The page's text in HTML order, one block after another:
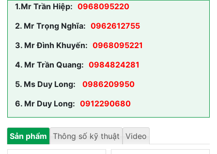
1.Mr Trần Hiệp: 0968095220
2. Mr Trọng Nghĩa: 0962612755
3. Mr Đình Khuyến: 0968095221
4. Mr Trần Quang: 0984824281
5. Ms Duy Long:
0986209950
6. Mr Duy Long: 0912290680
Sản phẩm Thông số kỹ thuật Video